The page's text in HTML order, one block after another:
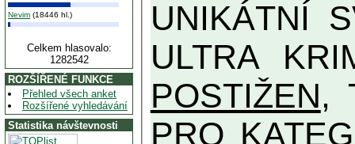
Nevim (18446 hl.)
Celkem hlasovalo:
1282542
ROZŠÍŘENÉ FUNKCE
Přehled všech anket
Rozšířené vyhledávání
Statistika návštevnosti
UNIKÁTNÍ SVĚDECTVÍ ZE SOUČASNOSTI: PŘEDSEDA VLASTIZRÁDNÉ VLÁDY KGB MIMOŘÁDNĚ DETAILNĚ O
ULTRA
POSTIŽEN,
PRO KATEGORII TĚCH VŮBEC